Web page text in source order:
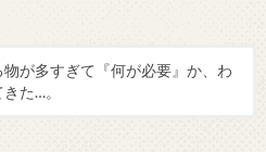
物が多すぎて『何が必要』か、わ
た…。